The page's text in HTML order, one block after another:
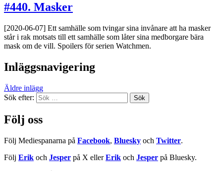
#440. Masker
[2020-06-07] Ett samhälle som tvingar sina invånare att ha masker
står i rak motsats till ett samhälle som låter sina medborgare bära
mask om de vill. Spoilers för serien Watchmen.
Inläggsnavigering
Äldre inlägg
Sök efter:
Följ oss
Följ Mediespanarna på Facebook, Bluesky och Twitter.
Följ Erik och Jesper på X ellerErik och Jesper på Bluesky.